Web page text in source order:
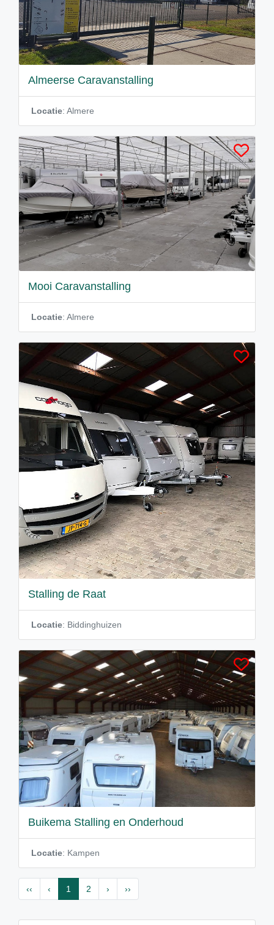
Almeerse Caravanstalling
Locatie: Almere
Mooi Caravanstalling
Locatie: Almere
Stalling de Raat
Locatie: Biddinghuizen
Buikema Stalling en Onderhoud
Locatie: Kampen
‹‹ ‹ 1 2 › ››